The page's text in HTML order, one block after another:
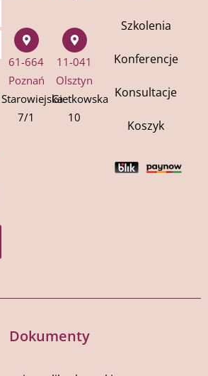
61-664
Poznań
Starowiejska
7/1
11-041
Olsztyn
Gietkowska
10
Szkolenia
Konferencje
Konsultacje
Koszyk
Dokumenty